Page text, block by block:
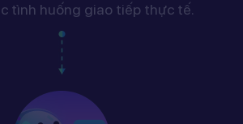
tình huống giao tiếp thực tế.